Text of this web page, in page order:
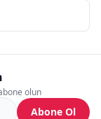
olun
Abone Ol